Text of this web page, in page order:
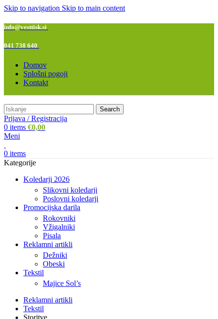
Skip to navigation Skip to main content
info@vesttisk.si
041 738 640
Domov
Splošni pogoji
Kontakt
Search
Prijava / Registracija
0 items €0,00
Meni
0 items
Kategorije
Koledarji 2026
Slikovni koledarji
Poslovni koledarji
Promocijska darila
Rokovniki
Vžigalniki
Pisala
Reklamni artikli
Dežniki
Obeski
Tekstil
Majice Sol’s
Reklamni artikli
Tekstil
Storitve